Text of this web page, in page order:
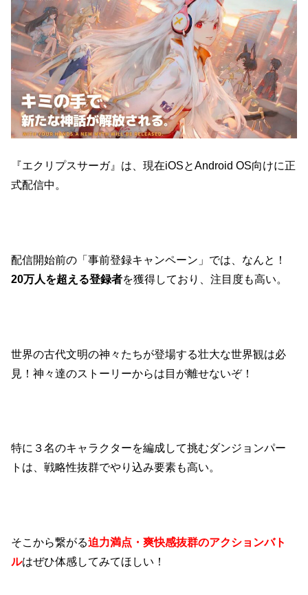
『エクリプスサーガ』は、現在iOSとAndroid OS向けに正
式配信中。
配信開始前の「事前登録キャンペーン」では、なんと！
20万人を超える登録者を獲得しており、注目度も高い。
世界の古代文明の神々たちが登場する壮大な世界観は必
見！神々達のストーリーからは目が離せないぞ！
特に３名のキャラクターを編成して挑むダンジョンパー
トは、戦略性抜群でやり込み要素も高い。
そこから繋がる迫力満点・爽快感抜群のアクションバト
ルはぜひ体感してみてほしい！